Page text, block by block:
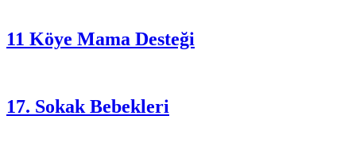
11 Köye Mama Desteği
17. Sokak Bebekleri